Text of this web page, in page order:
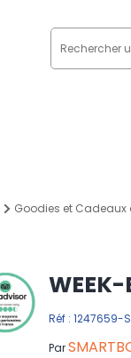
Goodies et Cadeaux
WEEK-
Réf : 1247659-
Par